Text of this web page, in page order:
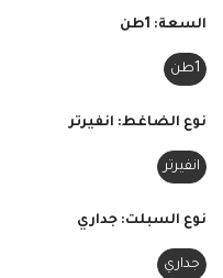
السعة: 1طن
1طن
نوع الضاغط: انفيرتر
انفيرتر
نوع السبلت: جداري
جداري